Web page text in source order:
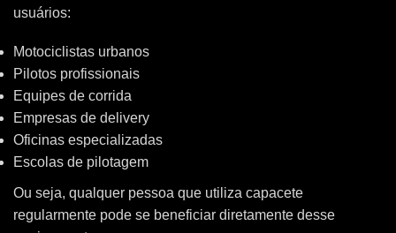
usuários:
Motociclistas urbanos
Pilotos profissionais
Equipes de corrida
Empresas de delivery
Oficinas especializadas
Escolas de pilotagem
Ou seja, qualquer pessoa que utiliza capacete
regularmente pode se beneficiar diretamente desse